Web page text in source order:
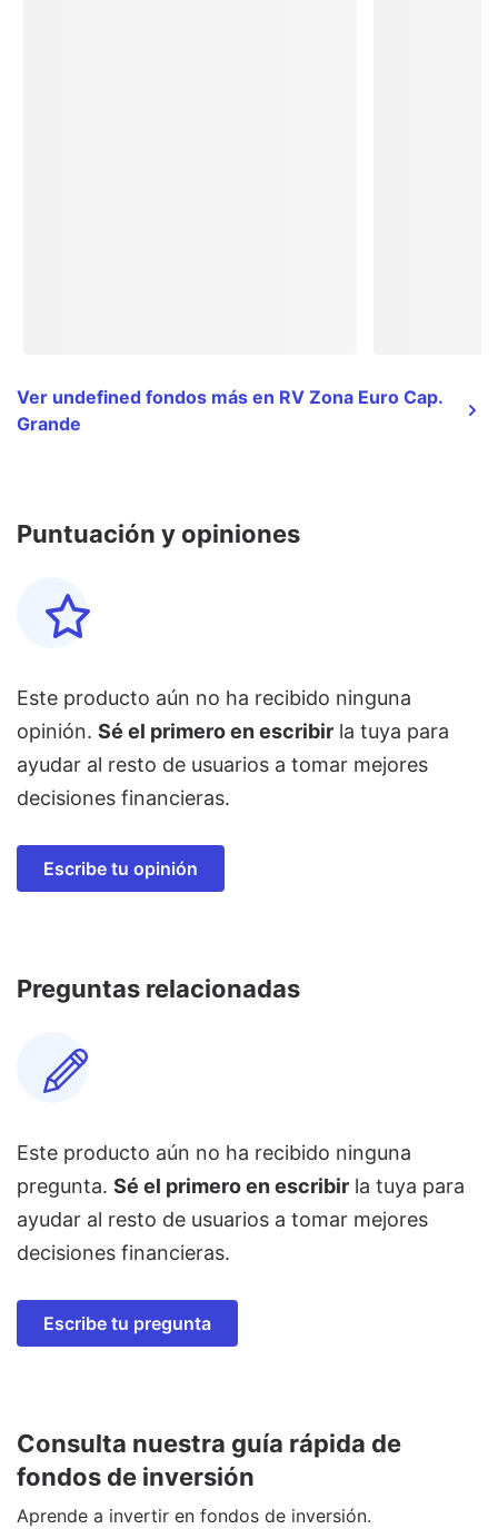
Ver undefined fondos más en RV Zona Euro Cap.
Grande
Puntuación y opiniones
Este producto aún no ha recibido ninguna
opinión. Sé el primero en escribir la tuya para
ayudar al resto de usuarios a tomar mejores
decisiones financieras.
Escribe tu opinión
Preguntas relacionadas
Este producto aún no ha recibido ninguna
pregunta. Sé el primero en escribir la tuya para
ayudar al resto de usuarios a tomar mejores
decisiones financieras.
Escribe tu pregunta
Consulta nuestra guía rápida de
fondos de inversión
Aprende a invertir en fondos de inversión.